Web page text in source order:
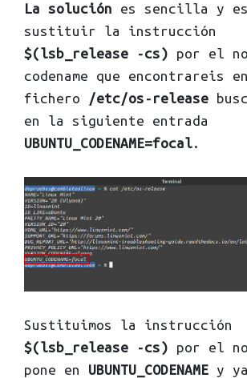
La solución es sencilla y es
sustituir la instrucción
$(lsb_release -cs) por el
codename que encontrareis
fichero
/etc/os-release
en la siguiente entrada
UBUNTU_CODENAME=focal.
Sustituimos la instrucción
$(lsb_release -cs) por el
pone en UBUNTU_CODENAME y